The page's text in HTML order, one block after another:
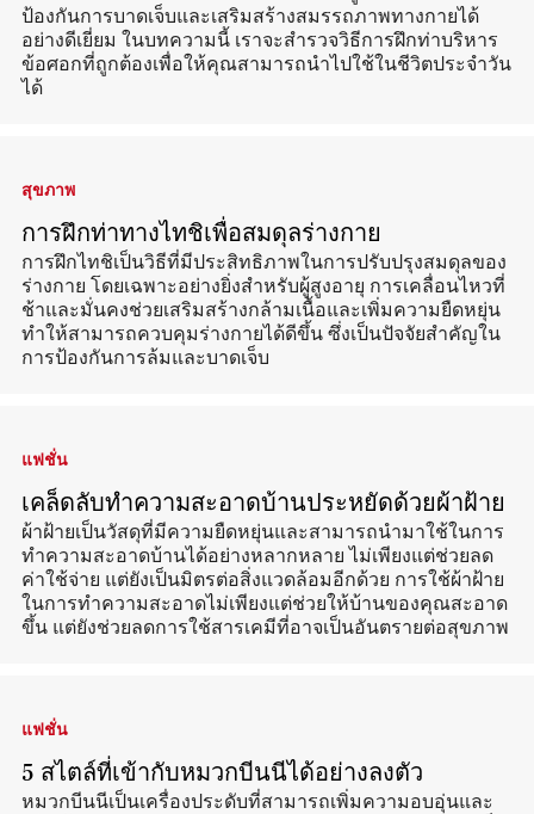
ป้องกันการบาดเจ็บและเสริมสร้างสมรรถภาพทางกายได้
อย่างดีเยี่ยม ในบทความนี้ เราจะสำรวจวิธีการฝึกท่าบริหาร
ข้อศอกที่ถูกต้องเพื่อให้คุณสามารถนำไปใช้ในชีวิตประจำวัน
ได้
สุขภาพ
การฝึกท่าทางไทชิเพื่อสมดุลร่างกาย
การฝึกไทชิเป็นวิธีที่มีประสิทธิภาพในการปรับปรุงสมดุลของ
ร่างกาย โดยเฉพาะอย่างยิ่งสำหรับผู้สูงอายุ การเคลื่อนไหวที่
ช้าและมั่นคงช่วยเสริมสร้างกล้ามเนื้อและเพิ่มความยืดหยุ่น
ทำให้สามารถควบคุมร่างกายได้ดีขึ้น ซึ่งเป็นปัจจัยสำคัญใน
การป้องกันการล้มและบาดเจ็บ
แฟชั่น
เคล็ดลับทำความสะอาดบ้านประหยัดด้วยผ้าฝ้าย
ผ้าฝ้ายเป็นวัสดุที่มีความยืดหยุ่นและสามารถนำมาใช้ในการ
ทำความสะอาดบ้านได้อย่างหลากหลาย ไม่เพียงแต่ช่วยลด
ค่าใช้จ่าย แต่ยังเป็นมิตรต่อสิ่งแวดล้อมอีกด้วย การใช้ผ้าฝ้าย
ในการทำความสะอาดไม่เพียงแต่ช่วยให้บ้านของคุณสะอาด
ขึ้น แต่ยังช่วยลดการใช้สารเคมีที่อาจเป็นอันตรายต่อสุขภาพ
แฟชั่น
5 สไตล์ที่เข้ากับหมวกบีนนีได้อย่างลงตัว
หมวกบีนนีเป็นเครื่องประดับที่สามารถเพิ่มความอบอุ่นและ